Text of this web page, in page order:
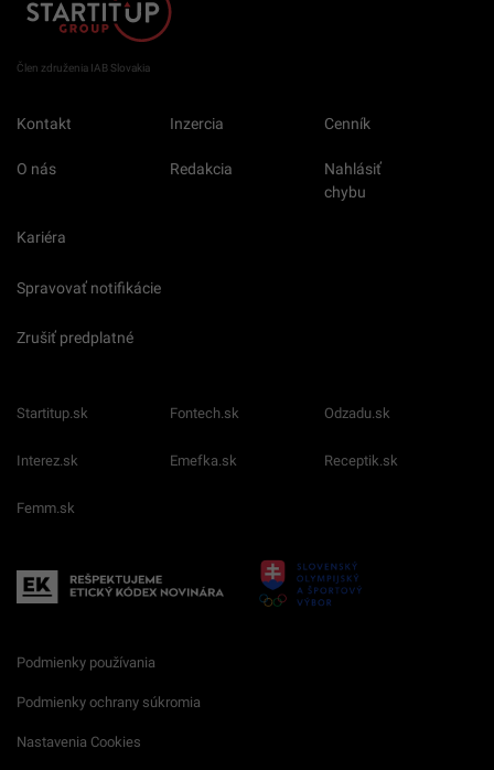
Člen združenia IAB Slovakia
Kontakt Inzercia Cenník
O nás Redakcia
Nahlásiť
chybu
Kariéra
Spravovať notifikácie
Zrušiť predplatné
Startitup.sk Fontech.sk Odzadu.sk
Interez.sk Emefka.sk Receptik.sk
Femm.sk
Podmienky používania
Podmienky ochrany súkromia
Nastavenia Cookies